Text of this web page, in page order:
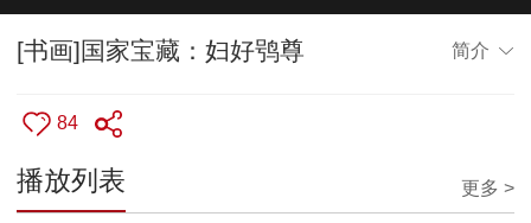
[书画]国家宝藏：妇好鸮尊 简介
84
播放列表 更多 >